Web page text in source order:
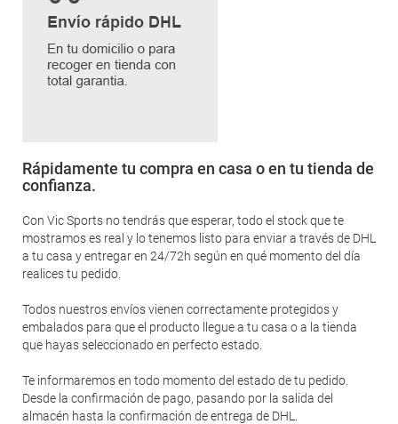
Rápidamente tu compra en casa o en tu tienda de
confianza.
Con Vic Sports no tendrás que esperar, todo el stock que te
mostramos es real y lo tenemos listo para enviar a través de DHL
a tu casa y entregar en 24/72h según en qué momento del día
realices tu pedido.
Todos nuestros envíos vienen correctamente protegidos y
embalados para que el producto llegue a tu casa o a la tienda
que hayas seleccionado en perfecto estado.
Te informaremos en todo momento del estado de tu pedido.
Desde la confirmación de pago, pasando por la salida del
almacén hasta la confirmación de entrega de DHL.